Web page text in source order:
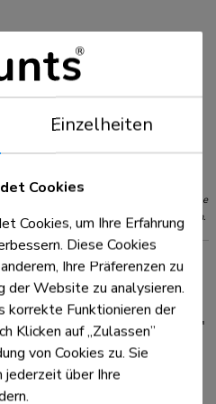
und Lösesystem, mit dem Sie
anbringen und abnehmen
mit einem Vorhängeschloss
verriegelt werden, um den
und
optional erhältliches AV-
Seite der Halterung
sind nur ein Anhaltspunkt, kombiniert
Das maximale Gewicht und die VESA-Größe
und sollten nicht überschritten werden.
LEVEL ist die ultimative
schweres Display bis zu 86"
von 125 kg zuverlässig zu
verfügt über
ist für optimale Stabilität
Einzelheiten
Cookies
Cookies, um Ihre Erfahrung
Diese Cookies
Ihre Präferenzen zu
der Website zu analysieren.
korrekte Funktionieren der
Klicken auf „Zulassen”
von Cookies zu. Sie
jederzeit über Ihre